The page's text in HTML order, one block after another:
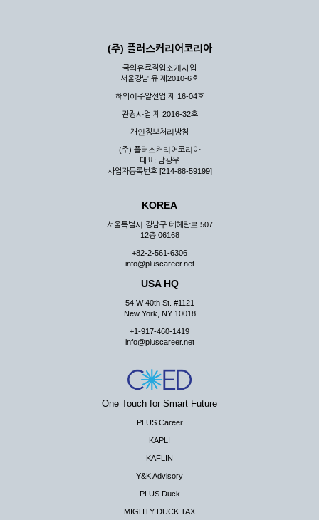
(주) 플러스커리어코리아
국외유료직업소개사업
서울강남 유 제2010-6호
해외이주알선업 제 16-04호
관광사업 제 2016-32호
개인정보처리방침
(주) 플러스커리어코리아
대표: 남광우
사업자등록번호 [214-88-59199]
KOREA
서울특별시 강남구 테헤란로 507
12층 06168
+82-2-561-6306
info@pluscareer.net
USA HQ
54 W 40th St. #1121
New York, NY 10018
+1-917-460-1419
info@pluscareer.net
One Touch for Smart Future
PLUS Career
KAPLI
KAFLIN
Y&K Advisory
PLUS Duck
MIGHTY DUCK TAX